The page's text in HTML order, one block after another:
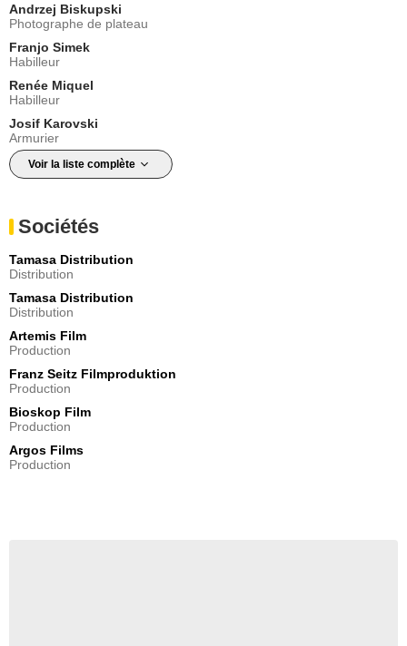
Andrzej Biskupski
Photographe de plateau
Franjo Simek
Habilleur
Renée Miquel
Habilleur
Josif Karovski
Armurier
Voir la liste complète
Sociétés
Tamasa Distribution
Distribution
Tamasa Distribution
Distribution
Artemis Film
Production
Franz Seitz Filmproduktion
Production
Bioskop Film
Production
Argos Films
Production